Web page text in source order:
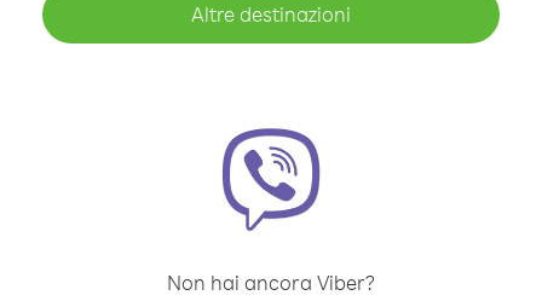
Altre destinazioni
Non hai ancora Viber?